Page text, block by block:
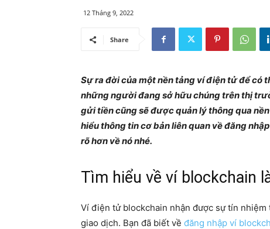
12 Tháng 9, 2022
Share
Sự ra đời của một nền tảng ví điện tử để có
những người đang sở hữu chúng trên thị
gửi tiền cũng sẽ được quản lý thông qua
hiểu thông tin cơ bản liên quan về đăng
rõ hơn về nó nhé.
Tìm hiểu về ví blockchain
Ví điện tử blockchain nhận được sự tín
giao dịch. Bạn đã biết về đăng nhập ví